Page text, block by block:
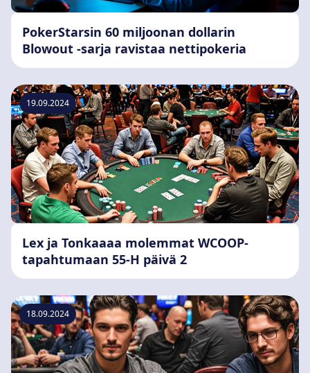
PokerStarsin 60 miljoonan dollarin
Blowout -sarja ravistaa nettipokeria
19.09.2024
Lex ja Tonkaaaa molemmat WCOOP-
tapahtumaan 55-H päivä 2
18.09.2024